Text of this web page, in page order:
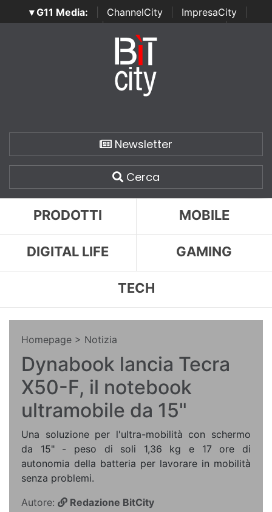
▾ G11 Media: ChannelCity ImpresaCity
SecurityOpenLab | Italian Channel Awards | Italian
Italian Security Awards
Newsletter
Cerca
PRODOTTI MOBILE
DIGITAL LIFE GAMING
TECH
Homepage > Notizia
Dynabook lancia Tecra
X50-F, il notebook
ultramobile da 15"
Una soluzione per l'ultra-mobilità con schermo
da 15" - peso di soli 1,36 kg e 17 ore di
autonomia della batteria per lavorare in mobilità
senza problemi.
Autore:
Redazione BitCity